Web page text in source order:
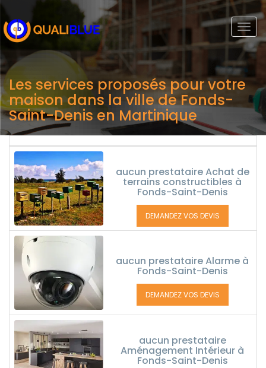
Les services proposés pour votre
maison dans la ville de Fonds-
Saint-Denis en Martinique
aucun prestataire Achat de
terrains constructibles à
Fonds-Saint-Denis
DEMANDEZ VOS DEVIS
aucun prestataire Alarme à
Fonds-Saint-Denis
DEMANDEZ VOS DEVIS
aucun prestataire
Aménagement Intérieur à
Fonds-Saint-Denis